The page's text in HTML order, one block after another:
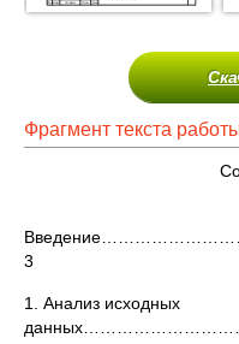
Фрагмент текста
3
1. Анализ исходных